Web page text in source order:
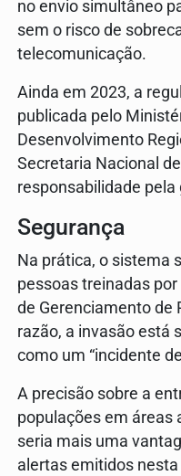
no envio simultâneo
sem o risco de
telecomunicação.
Ainda em 2023, a
publicada pelo
Desenvolvimento
Secretaria Nacional
responsabilidade
Segurança
Na prática, o sistema
pessoas treinadas
de Gerenciamento de
razão, a invasão está
como um “incidente
A precisão sobre a
populações em áreas
seria mais uma
alertas emitidos